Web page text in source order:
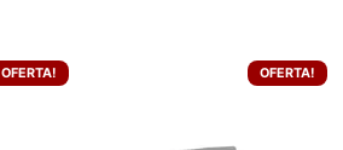
OFERTA! OFERTA!